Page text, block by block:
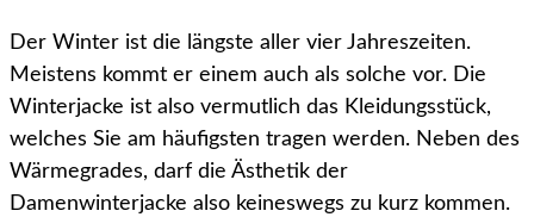
Der Winter ist die längste aller vier Jahreszeiten.
Meistens kommt er einem auch als solche vor. Die
Winterjacke ist also vermutlich das Kleidungsstück,
welches Sie am häufigsten tragen werden. Neben des
Wärmegrades, darf die Ästhetik der
Damenwinterjacke also keineswegs zu kurz kommen.